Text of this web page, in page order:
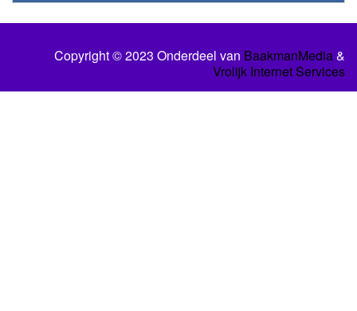
Copyright © 2023 Onderdeel van BaakmanMedia&
Vrolijk Internet Services